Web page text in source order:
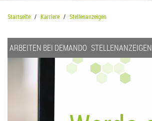
Startseite Karriere Stellenanzeigen
ARBEITEN BEI DEMANDO STELLENANZEIGEN